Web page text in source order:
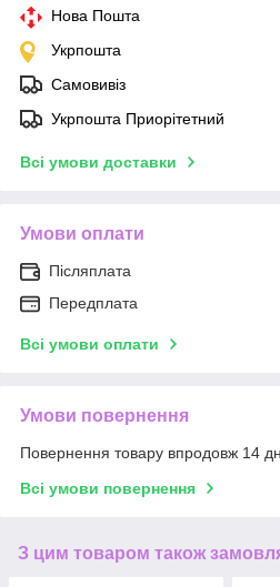
Нова Пошта
Укрпошта
Самовивіз
Укрпошта Приорітетний
Всі умови доставки
Умови оплати
Післяплата
Передплата
Всі умови оплати
Умови повернення
Повернення товару впродовж 14
Всі умови повернення
З цим товаром також